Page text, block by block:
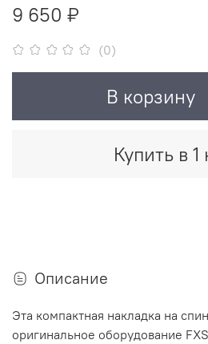
(0)
9 650 ₽
В корзину
Купить в 1
Описание
Эта компактная накладка на
оригинальное оборудование